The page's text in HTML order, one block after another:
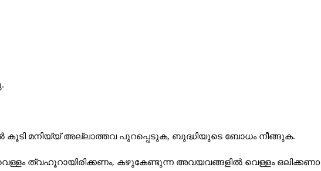
കൂടി മനിയ്യ് അല്ലാത്തവ പുറപ്പെടുക, ബുദ്ധിയുടെ ബോധം നീങ്ങുക.
ത്വഹൂറായിരിക്കണം, കഴുകേണ്ടുന്ന അവയവങ്ങളിൽ വെള്ളം ഒലിക്കണo